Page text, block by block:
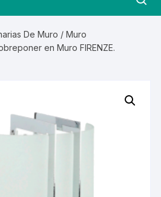
De Muro /Muro
en Muro FIRENZE.